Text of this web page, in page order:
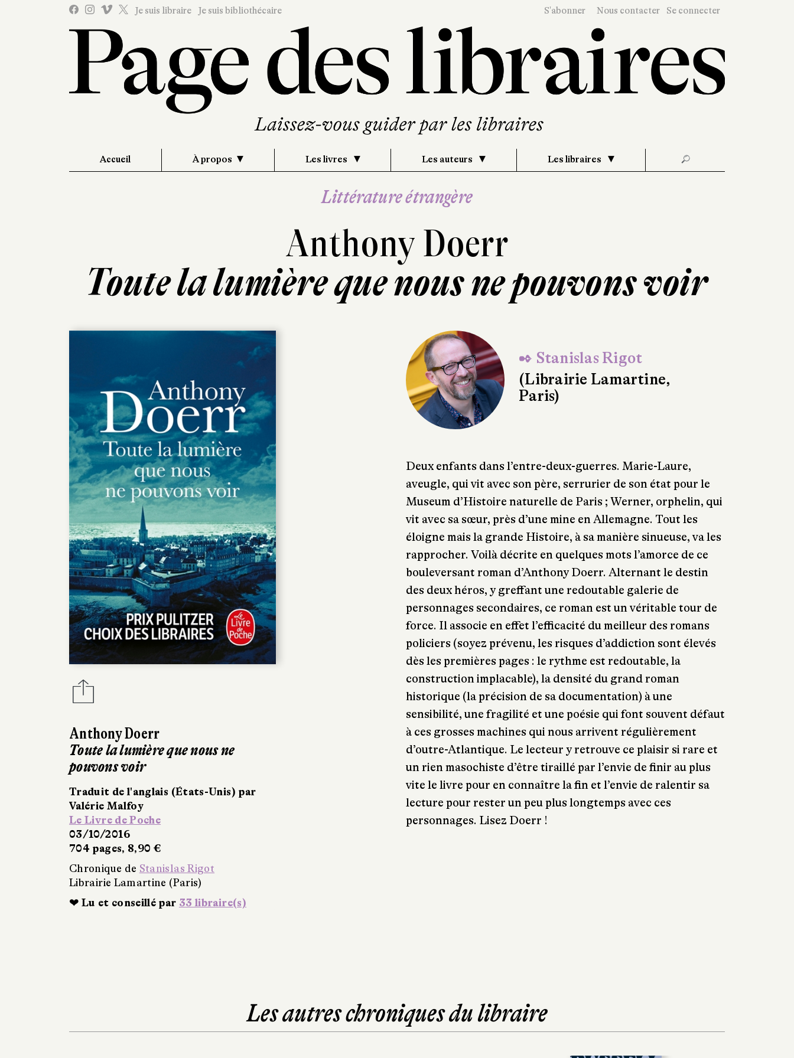
Je suis libraire Je suis bibliothécaire S'abonner Nous contacter Se connecter
Accueil À propos Les livres Les auteurs Les libraires 🔎
Littérature étrangère
Anthony Doerr
Toute la lumière que nous ne pouvons voir
Anthony Doerr
Toute la lumière que nous ne
pouvons voir
Traduit de l'anglais (États-Unis) par
Valérie Malfoy
Le Livre de Poche
03/10/2016
704 pages, 8,90 €
Chronique de Stanislas Rigot
Librairie Lamartine (Paris)
❤ Lu et conseillé par 33 libraire(s)
✒ Stanislas Rigot
(Librairie Lamartine,
Paris)
Deux enfants dans l’entre-deux-guerres. Marie-Laure,
aveugle, qui vit avec son père, serrurier de son état pour le
Museum d’Histoire naturelle de Paris ; Werner, orphelin, qui
vit avec sa sœur, près d’une mine en Allemagne. Tout les
éloigne mais la grande Histoire, à sa manière sinueuse, va les
rapprocher. Voilà décrite en quelques mots l’amorce de ce
bouleversant roman d’Anthony Doerr. Alternant le destin
des deux héros, y greffant une redoutable galerie de
personnages secondaires, ce roman est un véritable tour de
force. Il associe en effet l’efficacité du meilleur des romans
policiers (soyez prévenu, les risques d’addiction sont élevés
dès les premières pages : le rythme est redoutable, la
construction implacable), la densité du grand roman
historique (la précision de sa documentation) à une
sensibilité, une fragilité et une poésie qui font souvent défaut
à ces grosses machines qui nous arrivent régulièrement
d’outre-Atlantique. Le lecteur y retrouve ce plaisir si rare et
un rien masochiste d’être tiraillé par l’envie de finir au plus
vite le livre pour en connaître la fin et l’envie de ralentir sa
lecture pour rester un peu plus longtemps avec ces
personnages. Lisez Doerr !
Les autres chroniques du libraire